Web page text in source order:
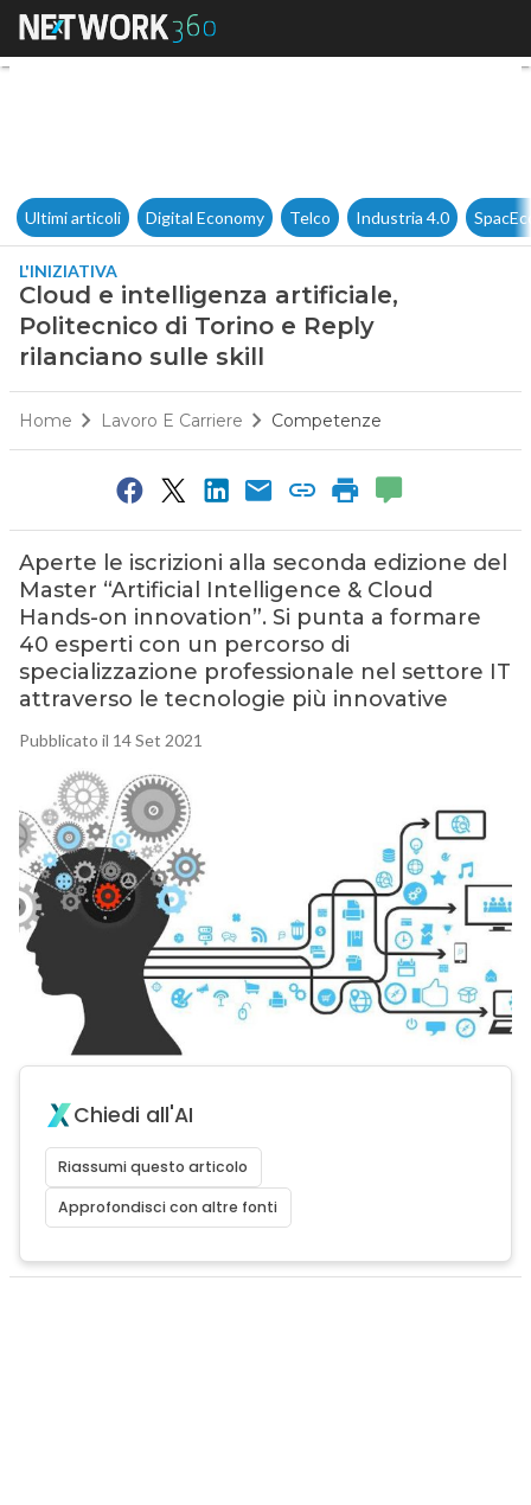
Cloud e intelligenza
Ultimi articoli Digital Economy Telco Industria 4.0
L'INIZIATIVA
Cloud e intelligenza artificiale,
Politecnico di Torino e Reply
rilanciano sulle skill
Home Lavoro E Carriere Competenze
Aperte le iscrizioni alla seconda edizione del
Master “Artificial Intelligence & Cloud
Hands-on innovation”. Si punta a formare
40 esperti con un percorso di
specializzazione professionale nel settore IT
attraverso le tecnologie più innovative
Pubblicato il 14 Set 2021
Chiedi all'AI
Riassumi questo articolo
Approfondisci con altre fonti